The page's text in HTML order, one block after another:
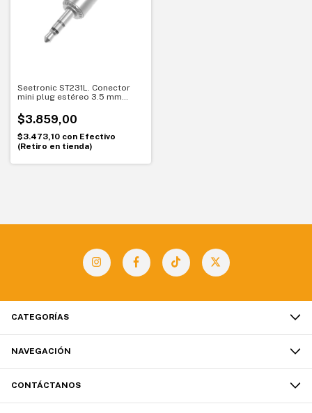
Seetronic ST231L. Conector
mini plug estéreo 3.5 mm
duradera
$3.859,00
$3.473,10 con Efectivo
(Retiro en tienda)
CATEGORÍAS
NAVEGACIÓN
CONTÁCTANOS